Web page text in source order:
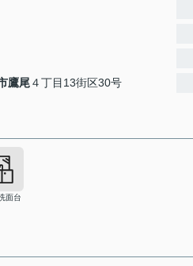
鷹尾４丁目13街区30号
面台